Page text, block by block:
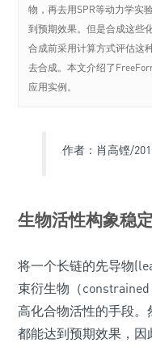
物，再去用SPR等动力学实
到预期效果。但是合成这些
合成前采用计算方式评估这
去合成。本文介绍了
应用实例。
作者：肖高铿/
生物活性构象稳
将一个长链的先导物
束衍生物（
高化合物活性的手段
都能达到预期效果，